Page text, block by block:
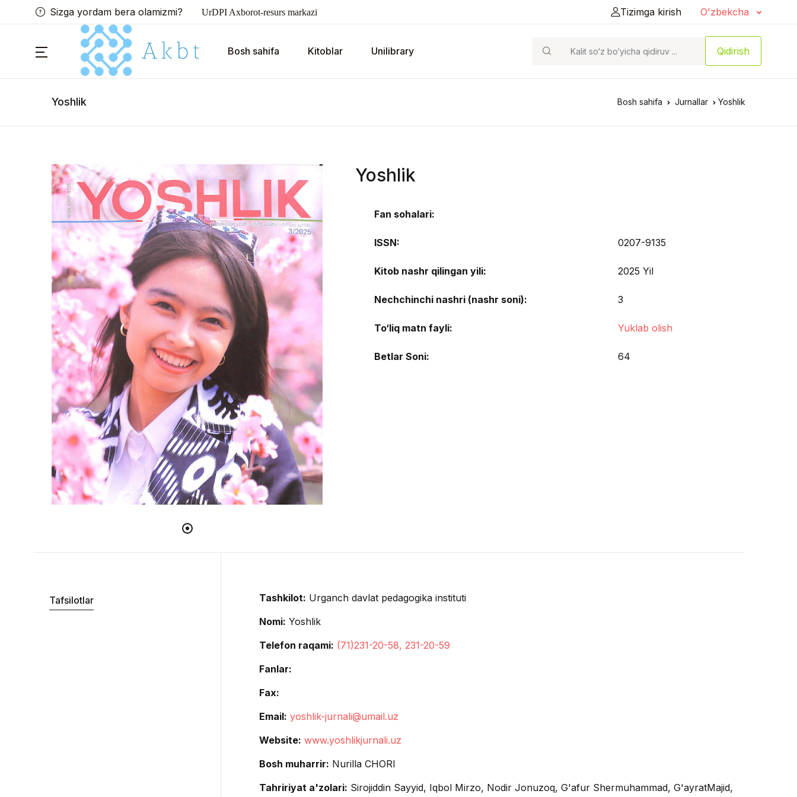
Sizga yordam bera olamizmi? UrDPI Axborot-resurs markazi Tizimga kirish O'zbekcha
Bosh sahifa Kitoblar Unilibrary Qidirish
Yoshlik Bosh sahifa Jurnallar Yoshlik
Yoshlik
Fan sohalari:
ISSN: 0207-9135
Kitob nashr qilingan yili: 2025 Yil
Nechchinchi nashri (nashr soni): 3
To‘liq matn fayli: Yuklab olish
Betlar Soni: 64
Tafsilotlar Tashkilot: Urganch davlat pedagogika instituti
Nomi: Yoshlik
Telefon raqami: (71)231-20-58, 231-20-59
Fanlar:
Fax:
Email: yoshlik-jurnali@umail.uz
Website: www.yoshlikjurnali.uz
Bosh muharrir: Nurilla CHORI
Tahririyat a'zolari: Sirojiddin Sayyid, Iqbol Mirzo, Nodir Jonuzoq, G'afur Shermuhammad, G'ayratMajid,